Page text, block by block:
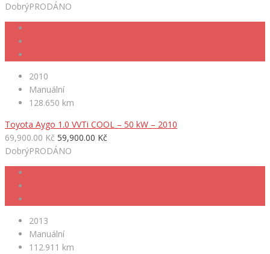
DobrýPRODÁNO
2010
Manuální
128.650 km
Toyota Aygo 1.0 VVTi COOL – 50 kW – 2010
69,900.00 Kč 59,900.00 Kč
DobrýPRODÁNO
2013
Manuální
112.911 km